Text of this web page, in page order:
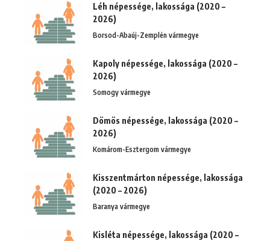
Léh népessége, lakossága (2020 –
2026)
Borsod-Abaúj-Zemplén vármegye
Kapoly népessége, lakossága (2020 –
2026)
Somogy vármegye
Dömös népessége, lakossága (2020 –
2026)
Komárom-Esztergom vármegye
Kisszentmárton népessége, lakossága
(2020 – 2026)
Baranya vármegye
Kisléta népessége, lakossága (2020 –